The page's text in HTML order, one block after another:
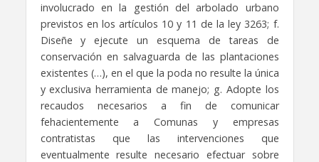
involucrado en la gestión del arbolado urbano
previstos en los artículos 10 y 11 de la ley 3263; f.
Diseñe y ejecute un esquema de tareas de
conservación en salvaguarda de las plantaciones
existentes (…), en el que la poda no resulte la única
y exclusiva herramienta de manejo; g. Adopte los
recaudos necesarios a fin de comunicar
fehacientemente a Comunas y empresas
contratistas que las intervenciones que
eventualmente resulte necesario efectuar sobre